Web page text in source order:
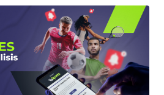
el duelo de
si fuera su primera
Un nuevo